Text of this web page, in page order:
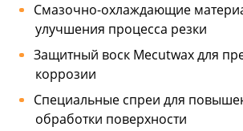
Смазочно-охлаждающие
улучшения процесса резки
Защитный воск Mecutwax для
коррозии
Специальные спреи для
обработки поверхности